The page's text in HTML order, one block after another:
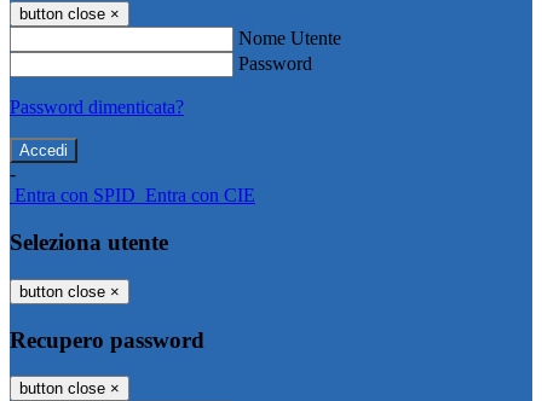
button close ×
Nome Utente
Password
Password dimenticata?
-
Entra con SPID Entra con CIE
Seleziona utente
button close ×
Recupero password
button close ×